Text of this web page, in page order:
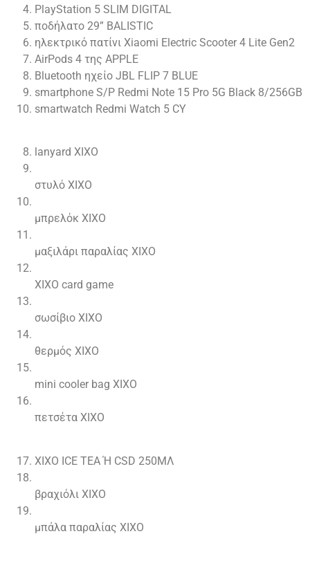
PlayStation 5 SLIM DIGITAL
ποδήλατο 29” BALISTIC
ηλεκτρικό πατίνι Xiaomi Electric Scooter 4 Lite Gen2
AirPods 4 της APPLE
Bluetooth ηχείο JBL FLIP 7 BLUE
smartphone S/P Redmi Note 15 Pro 5G Black 8/256GB
smartwatch Redmi Watch 5 CY
lanyard XIXO
στυλό XIXO
μπρελόκ XIXO
μαξιλάρι παραλίας XIXO
XIXO card game
σωσίβιο XIXO
θερμός XIXO
mini cooler bag XIXO
πετσέτα XIXO
XIXO ICE TEA Ή CSD 250ΜΛ
βραχιόλι XIXO
μπάλα παραλίας XIXO